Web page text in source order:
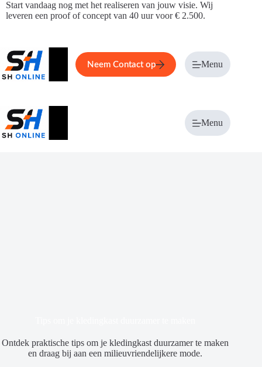
Ga
naar
Start vandaag nog met het realiseren van jouw visie. Wij
leveren een proof of concept van 40 uur voor € 2.500.
Home Service Over ons
Neem Contact op Menu
Menu
Ontdek praktische tips om je kledingkast duurzamer te maken
en draag bij aan een milieuvriendelijkere mode.